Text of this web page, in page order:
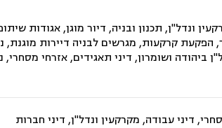
ונדל"ן, תכנון ובניה, דיור מוגן, אגודות
הפקעת קרקעות, מגרשים לבניה דיירות
ביהודה ושומרון, דיני תאגידים, אזרחי מסחרי,
דיני עבודה, מקרקעין ונדל"ן, דיני חברות